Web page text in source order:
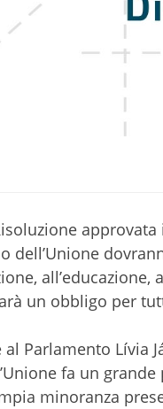
dell’Unione
un obbligo per
al Parlamento Lívia
fa un
minoranza